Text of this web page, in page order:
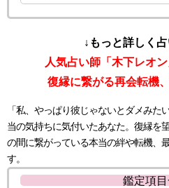
↓もっと詳しく
人気占い師「木下レオ
復縁に繋がる再会転機
「私、やっぱり彼じゃないとダメみ
当の気持ちに気付いたあなた。復縁を
の間に繋がっている本当の絆や転機、
す。
鑑定項